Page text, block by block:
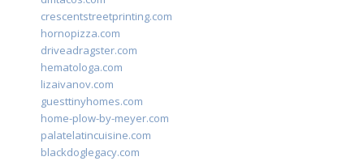
crescentstreetprinting.com
hornopizza.com
driveadragster.com
hematologa.com
lizaivanov.com
guesttinyhomes.com
home-plow-by-meyer.com
palatelatincuisine.com
blackdoglegacy.com